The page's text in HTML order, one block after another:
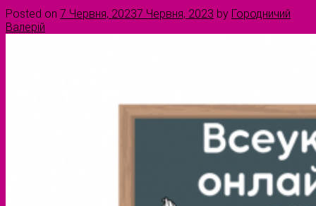
Posted on 7 Червня, 20237 Червня, 2023 by Городничий
Валерій